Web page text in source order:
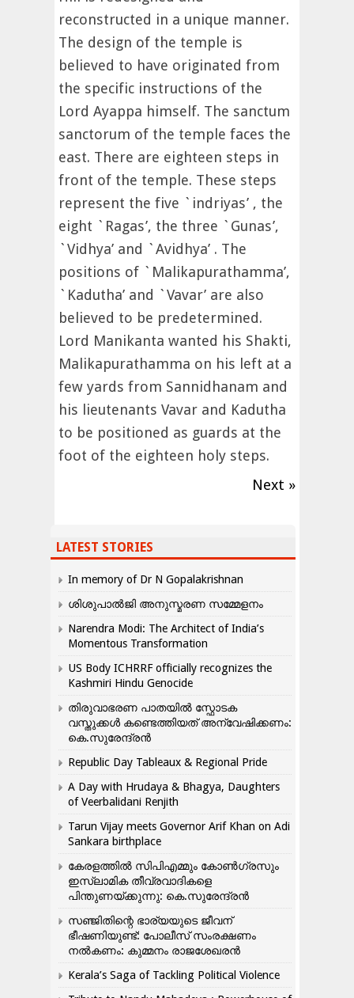
reconstructed in a unique manner.
The design of the temple is
believed to have originated from
the specific instructions of the
Lord Ayappa himself. The sanctum
sanctorum of the temple faces the
east. There are eighteen steps in
front of the temple. These steps
represent the five `indriyas’ , the
eight `Ragas’, the three `Gunas’,
`Vidhya’ and `Avidhya’ . The
positions of `Malikapurathamma’,
`Kadutha’ and `Vavar’ are also
believed to be predetermined.
Lord Manikanta wanted his Shakti,
Malikapurathamma on his left at a
few yards from Sannidhanam and
his lieutenants Vavar and Kadutha
to be positioned as guards at the
foot of the eighteen holy steps.
Next »
LATEST STORIES
In memory of Dr N Gopalakrishnan
ശിശുപാൽജി അനുസ്മരണ സമ്മേളനം
Narendra Modi: The Architect of India’s
Momentous Transformation
US Body ICHRRF officially recognizes the
Kashmiri Hindu Genocide
തിരുവാഭരണ പാതയിൽ സ്ഫോടക
വസ്തുക്കൾ കണ്ടെത്തിയത് അന്വേഷിക്കണം:
കെ.സുരേന്ദ്രൻ
Republic Day Tableaux & Regional Pride
A Day with Hrudaya & Bhagya, Daughters
of Veerbalidani Renjith
Tarun Vijay meets Governor Arif Khan on Adi
Sankara birthplace
കേരളത്തിൽ സിപിഎമ്മും കോൺ​ഗ്രസും
ഇസ്ലാമിക തീവ്രവാദികളെ
പിന്തുണയ്ക്കുന്നു: കെ.സുരേന്ദ്രൻ
സഞ്ജിതിന്റെ ഭാര്യയുടെ ജീവന്
ഭീഷണിയുണ്ട്: പോലീസ് സംരക്ഷണം
നൽകണം: കുമ്മനം രാജശേഖരൻ
Kerala’s Saga of Tackling Political Violence